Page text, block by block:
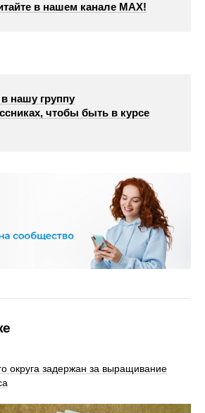
в нашем канале МАХ!
в нашу группу
чтобы быть в курсе
округа задержан за выращивание